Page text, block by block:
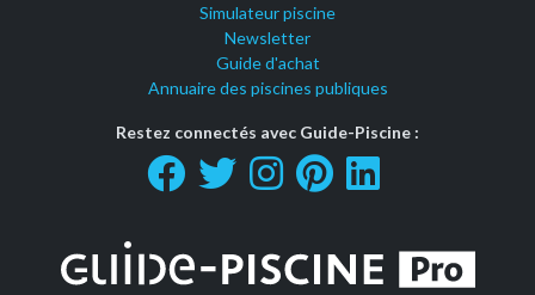
Simulateur piscine
Newsletter
Guide d'achat
Annuaire des piscines publiques
Restez connectés avec Guide-Piscine :